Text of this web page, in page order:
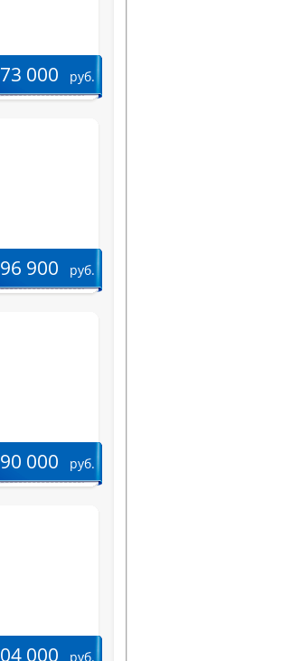
73 000 руб.
900 руб.
90 000 руб.
000 руб.